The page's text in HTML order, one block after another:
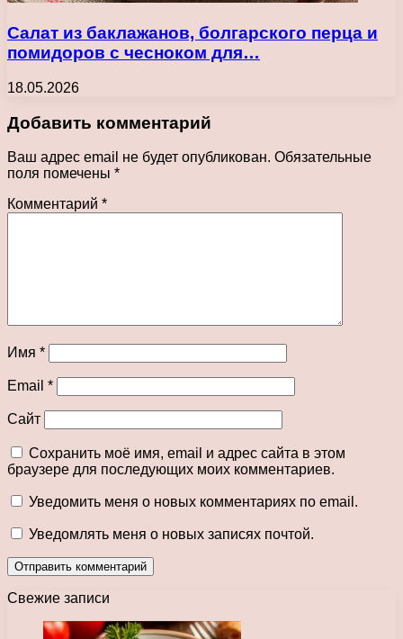
Салат из баклажанов, болгарского перца и
помидоров с чесноком для…
18.05.2026
Добавить комментарий
Ваш адрес email не будет опубликован. Обязательные
поля помечены *
Комментарий *
Имя *
Email *
Сайт
Сохранить моё имя, email и адрес сайта в этом
браузере для последующих моих комментариев.
Уведомить меня о новых комментариях по email.
Уведомлять меня о новых записях почтой.
Свежие записи